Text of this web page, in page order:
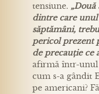
tensiune. „Două
dintre care
săptămâni,
pericol prezent
de precauție ce
afirmă într-unul
cum s-a gândit
pe americani?